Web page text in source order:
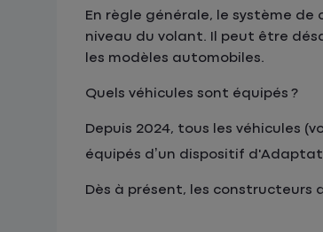
En règle générale, le système
niveau du volant. Il peut être
les modèles automobiles.
Quels véhicules sont équipés ?
Depuis 2024, tous les véhicules
équipés d’un dispositif
Dès à présent, les